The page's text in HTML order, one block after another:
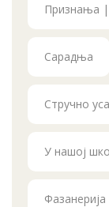
Признања
Сарадња
Стручно
У нашој
Фазанерија